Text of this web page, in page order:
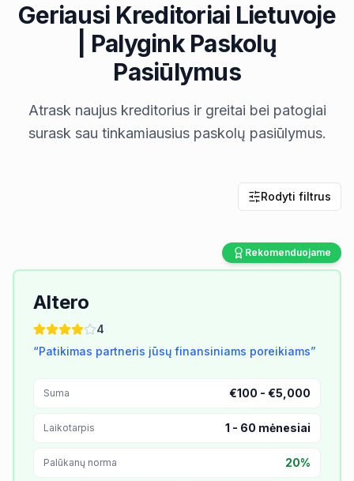
Geriausi Kreditoriai Lietuvoje
| Palygink Paskolų
Pasiūlymus
Atrask naujus kreditorius ir greitai bei patogiai
surask sau tinkamiausius paskolų pasiūlymus.
Rodyti filtrus
Rekomenduojame
Altero
4
“Patikimas partneris jūsų finansiniams poreikiams”
Suma €100 - €5,000
Laikotarpis 1 - 60 mėnesiai
Palūkanų norma 20%